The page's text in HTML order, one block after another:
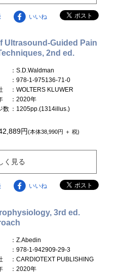
いいね
Ultrasound-Guided Pain
2nd ed.
：S.D.Waldman
：978-1-975136-71-0
：WOLTERS KLUWER
：2020年
数 ：1205pp.(1314illus.)
円(本体38,990円 ＋ 税)
く見る
いいね
3rd ed.
：Z.Abedin
：978-1-942909-29-3
：CARDIOTEXT PUBLISHING
：2020年